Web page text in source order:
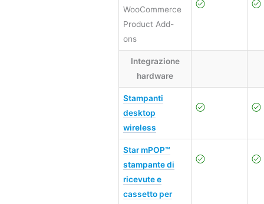
WooCommerce
Product Add-
ons
Integrazione
hardware
Stampanti
desktop
wireless
Star mPOP™
stampante di
ricevute e
cassetto per